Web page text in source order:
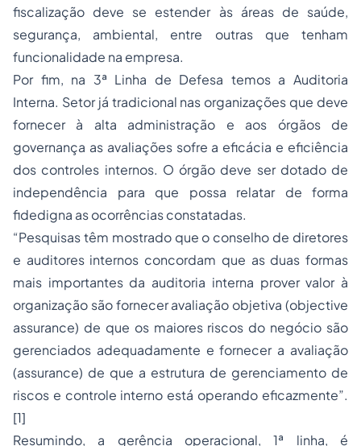
fiscalização deve se estender às áreas de saúde,
segurança, ambiental, entre outras que tenham
funcionalidade na empresa.
Por fim, na 3ª Linha de Defesa temos a Auditoria
Interna. Setor já tradicional nas organizações que deve
fornecer à alta administração e aos órgãos de
governança as avaliações sofre a eficácia e eficiência
dos controles internos. O órgão deve ser dotado de
independência para que possa relatar de forma
fidedigna as ocorrências constatadas.
“Pesquisas têm mostrado que o conselho de diretores
e auditores internos concordam que as duas formas
mais importantes da auditoria interna prover valor à
organização são fornecer avaliação objetiva (objective
assurance) de que os maiores riscos do negócio são
gerenciados adequadamente e fornecer a avaliação
(assurance) de que a estrutura de gerenciamento de
riscos e controle interno está operando eficazmente”.
[1]
Resumindo, a gerência operacional, 1ª linha, é